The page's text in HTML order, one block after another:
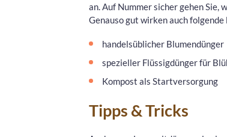
an. Auf Nummer sicher gehen Sie,
Genauso gut wirken auch
handelsüblicher Blumendünger
spezieller Flüssigdünger für
Kompost als Startversorgung
Tipps & Tricks